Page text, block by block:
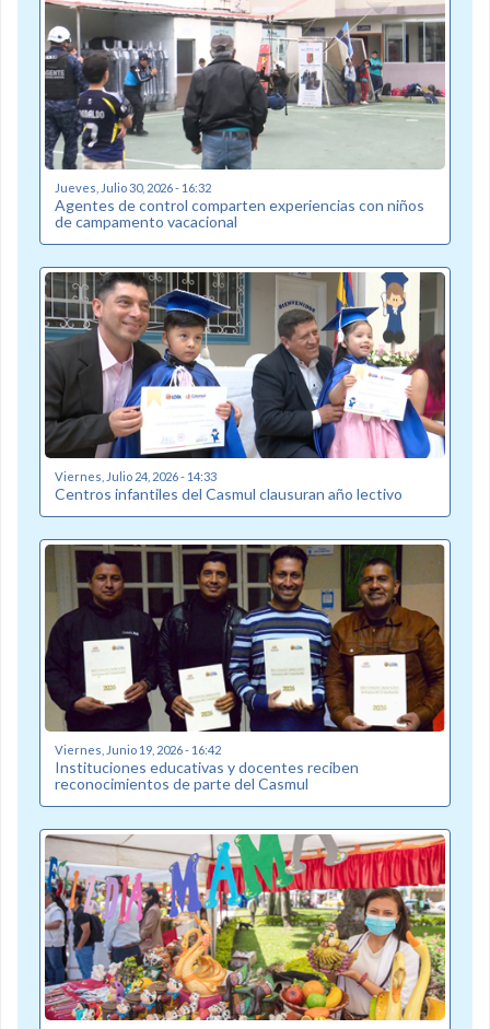
Jueves, Julio 30, 2026 - 16:32
Agentes de control comparten experiencias con niños
de campamento vacacional
Viernes, Julio 24, 2026 - 14:33
Centros infantiles del Casmul clausuran año lectivo
Viernes, Junio 19, 2026 - 16:42
Instituciones educativas y docentes reciben
reconocimientos de parte del Casmul